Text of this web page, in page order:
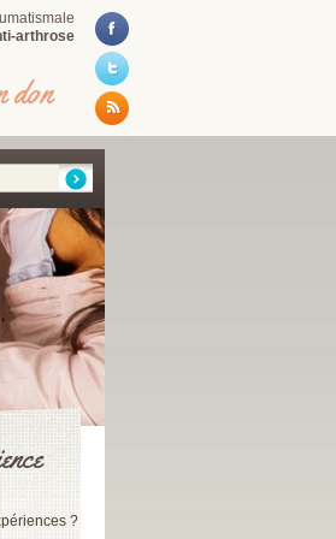
arthrose
don
?